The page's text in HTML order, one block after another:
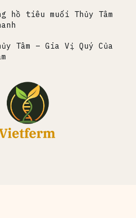
hồ tiêu muối Thủy Tâm
Tâm – Gia Vị Quý Của